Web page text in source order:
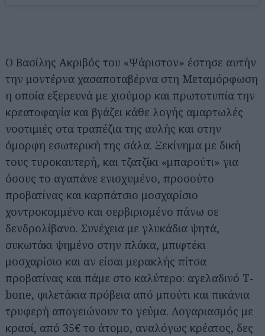
Ο Βασίλης Ακριβός του «Ψάριστον» έστησε αυτήν
την μοντέρνα χασαποταβέρνα στη Μεταμόρφωση
η οποία εξερευνά με χιούμορ και πρωτοτυπία την
κρεατοφαγία και βγάζει κάθε λογής αμαρτωλές
νοστιμιές στα τραπέζια της αυλής και στην
όμορφη εσωτερική της σάλα. Ξεκίνημα με δική
τους τυροκαυτερή, και τζατζίκι «μπαρούτι» για
όσους το αγαπάνε ενισχυμένο, προσούτο
προβατίνας και καρπάτσιο μοσχαρίσιο
χοντροκομμένο και σερβιρισμένο πάνω σε
δενδρολίβανο. Συνέχεια με γλυκάδια ψητά,
συκωτάκι ψημένο στην πλάκα, μπιφτέκι
μοσχαρίσιο και αν είσαι μερακλής πίτσα
προβατίνας και πάμε στο καλύτερο: αγελαδινό T-
bone, φιλετάκια πρόβεια από μπούτι και πικάνια
τρυφερή απογειώνουν το γεύμα. Λογαριασμός με
κρασί, από 35€ το άτομο, αναλόγως κρέατος, δες